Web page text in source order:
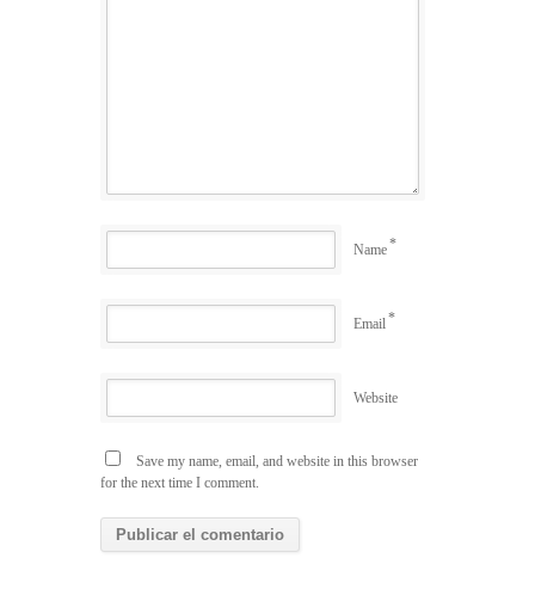
Name*
Email*
Website
Save my name, email, and website in this browser
for the next time I comment.